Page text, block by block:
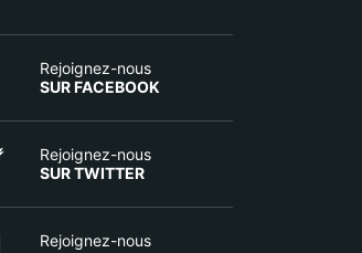
Rejoignez-nous
SUR FACEBOOK
Rejoignez-nous
SUR TWITTER
Rejoignez-nous